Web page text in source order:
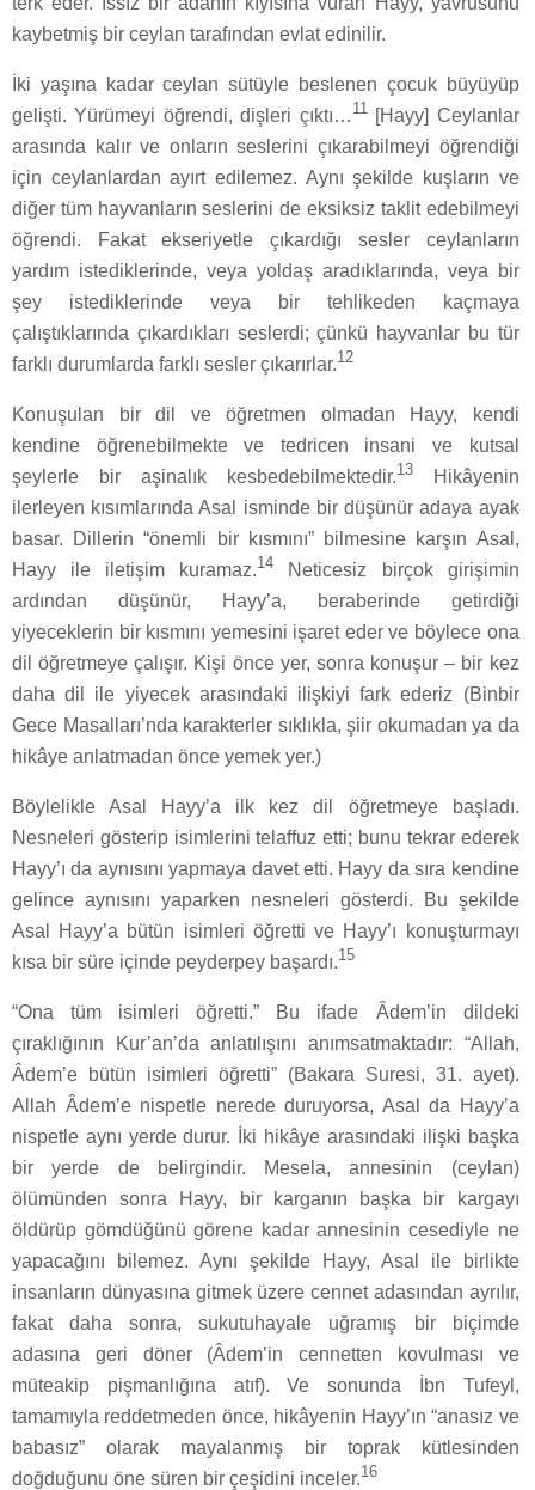
kaybetmiş bir ceylan tarafından evlat edinilir.
İki yaşına kadar ceylan sütüyle beslenen çocuk büyüyüp
gelişti. Yürümeyi öğrendi, dişleri çıktı… 11[Hayy] Ceylanlar
arasında kalır ve onların seslerini çıkarabilmeyi öğrendiği
için ceylanlardan ayırt edilemez. Aynı şekilde kuşların ve
diğer tüm hayvanların seslerini de eksiksiz taklit edebilmeyi
öğrendi. Fakat ekseriyetle çıkardığı sesler ceylanların
yardım istediklerinde, veya yoldaş aradıklarında, veya bir
şey istediklerinde veya bir tehlikeden kaçmaya
çalıştıklarında çıkardıkları seslerdi; çünkü hayvanlar bu tür
farklı durumlarda farklı sesler çıkarırlar.12
Konuşulan bir dil ve öğretmen olmadan Hayy, kendi
kendine öğrenebilmekte ve tedricen insani ve kutsal
şeylerle bir aşinalık kesbedebilmektedir.13Hikâyenin
ilerleyen kısımlarında Asal isminde bir düşünür adaya ayak
basar. Dillerin “önemli bir kısmını” bilmesine karşın Asal,
Hayy ile iletişim kuramaz.14 Neticesiz birçok girişimin
ardından düşünür, Hayy’a, beraberinde getirdiği
yiyeceklerin bir kısmını yemesini işaret eder ve böylece ona
dil öğretmeye çalışır. Kişi önce yer, sonra konuşur – bir kez
daha dil ile yiyecek arasındaki ilişkiyi fark ederiz (Binbir
Gece Masalları’nda karakterler sıklıkla, şiir okumadan ya da
hikâye anlatmadan önce yemek yer.)
Böylelikle Asal Hayy’a ilk kez dil öğretmeye başladı.
Nesneleri gösterip isimlerini telaffuz etti; bunu tekrar ederek
Hayy’ı da aynısını yapmaya davet etti. Hayy da sıra kendine
gelince aynısını yaparken nesneleri gösterdi. Bu şekilde
Asal Hayy’a bütün isimleri öğretti ve Hayy’ı konuşturmayı
kısa bir süre içinde peyderpey başardı.15
“Ona tüm isimleri öğretti.” Bu ifade Âdem’in dildeki
çıraklığının Kur’an’da anlatılışını anımsatmaktadır: “Allah,
Âdem’e bütün isimleri öğretti” (Bakara Suresi, 31. ayet).
Allah Âdem’e nispetle nerede duruyorsa, Asal da Hayy’a
nispetle aynı yerde durur. İki hikâye arasındaki ilişki başka
bir yerde de belirgindir. Mesela, annesinin (ceylan)
ölümünden sonra Hayy, bir karganın başka bir kargayı
öldürüp gömdüğünü görene kadar annesinin cesediyle ne
yapacağını bilemez. Aynı şekilde Hayy, Asal ile birlikte
insanların dünyasına gitmek üzere cennet adasından ayrılır,
fakat daha sonra, sukutuhayale uğramış bir biçimde
adasına geri döner (Âdem’in cennetten kovulması ve
müteakip pişmanlığına atıf). Ve sonunda İbn Tufeyl,
tamamıyla reddetmeden önce, hikâyenin Hayy’ın “anasız ve
babasız” olarak mayalanmış bir toprak kütlesinden
doğduğunu öne süren bir çeşidini inceler.16